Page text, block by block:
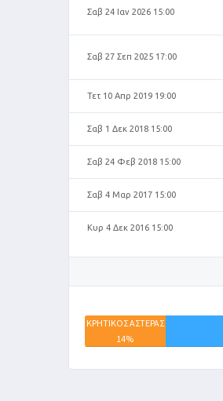
Σαβ 24 Ιαν 2026 15:00
Σαβ 27 Σεπ 2025 17:00
Τετ 10 Απρ 2019 19:00
Σαβ 1 Δεκ 2018 15:00
Σαβ 24 Φεβ 2018 15:00
Σαβ 4 Μαρ 2017 15:00
Κυρ 4 Δεκ 2016 15:00
ΚΡΗΤΙΚΟΣ ΑΣΤΕΡΑΣ
14%